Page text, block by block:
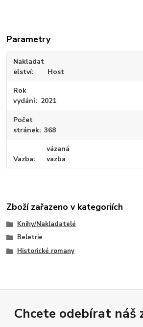
Parametry
Nakladat
elství
Host
Rok
vydání
2021
Počet
stránek 368
Vazba
vázaná
vazba
Zboží zařazeno v kategoriích
Knihy/Nakladatelé
Beletrie
Historické romany
Chcete odebírat náš